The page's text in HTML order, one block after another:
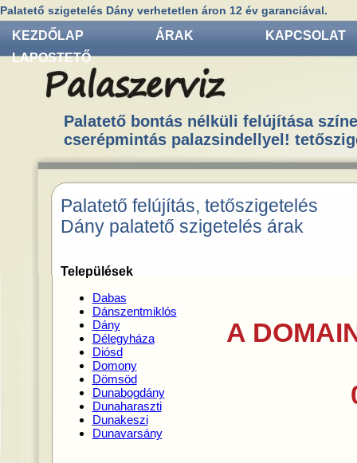
Palatető szigetelés Dány verhetetlen áron 12 év garanciával.
KEZDŐLAP ÁRAK
KAPCSOLAT
LAPOSTETŐ
Palatető bontás nélküli felújítása
cserépmintás palazsindellyel!
Palatető felújítás, tetőszigetelés
Dány palatető szigetelés árak
Települések
Dabas
Dánszentmiklós
Dány
Délegyháza
Diósd
Domony
Dömsöd
Dunabogdány
Dunaharaszti
Dunakeszi
Dunavarsány
A